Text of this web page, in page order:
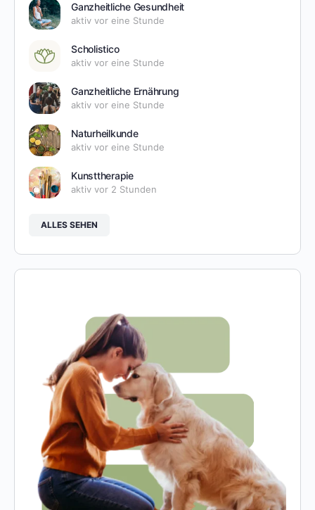
Ganzheitliche Gesundheit
aktiv vor eine Stunde
Scholistico
aktiv vor eine Stunde
Ganzheitliche Ernährung
aktiv vor eine Stunde
Naturheilkunde
aktiv vor eine Stunde
Kunsttherapie
aktiv vor 2 Stunden
ALLES SEHEN